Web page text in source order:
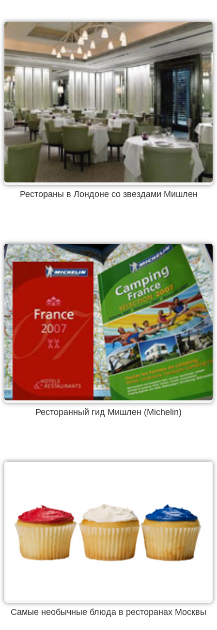
Рестораны в Лондоне со звездами Мишлен
Ресторанный гид Мишлен (Michelin)
Самые необычные блюда в ресторанах Москвы